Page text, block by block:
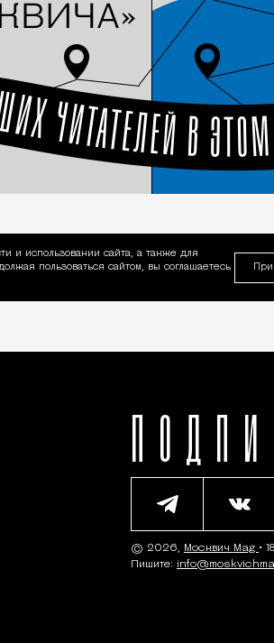
и использовании сайта, а также для
пользоваться сайтом, вы соглашаетесь
© 2026, Москвич Mag •
Пишите: